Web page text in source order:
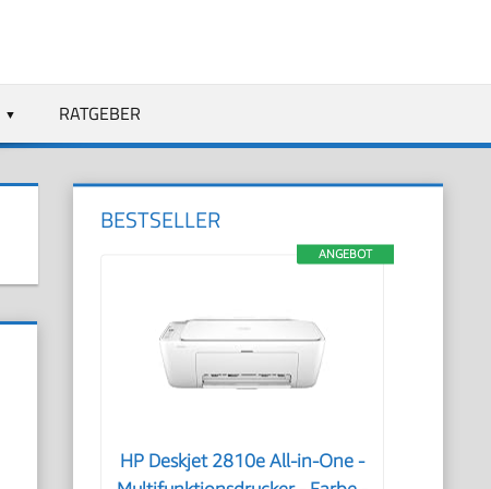
RATGEBER
BESTSELLER
ANGEBOT
HP Deskjet 2810e All-in-One -